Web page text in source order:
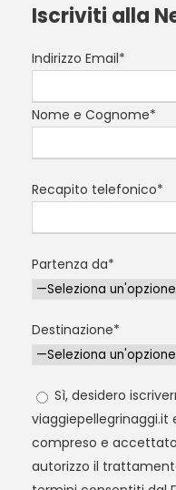
Iscriviti alla
Indirizzo Email*
Nome e Cognome*
Recapito telefonico*
Partenza da*
Destinazione*
Sì, desidero
compreso e
autorizzo il